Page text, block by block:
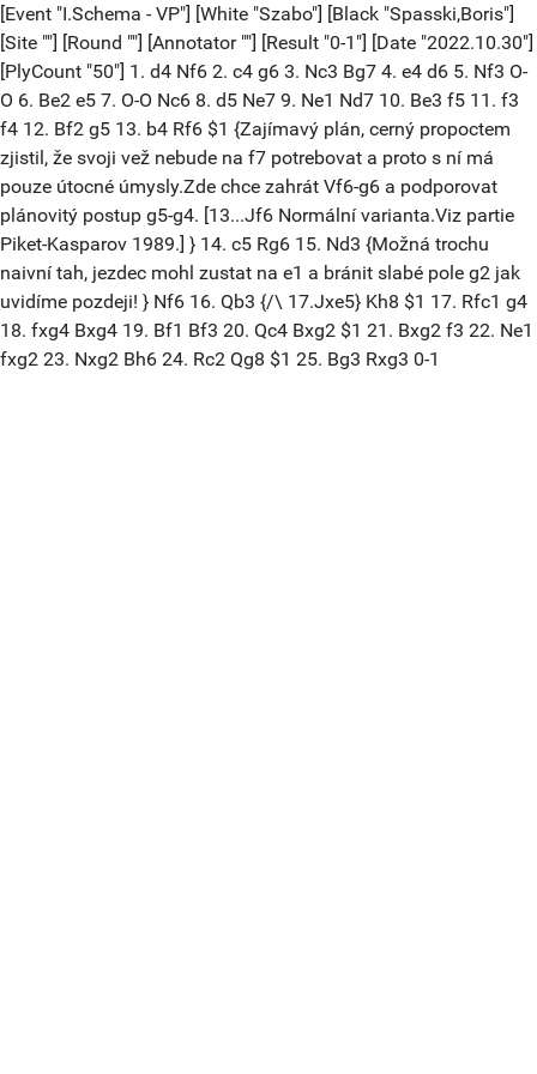
[Event "I.Schema - VP"] [White "Szabo"] [Black "Spasski,Boris"]
[Site ""] [Round ""] [Annotator ""] [Result "0-1"] [Date "2022.10.30"]
[PlyCount "50"] 1. d4 Nf6 2. c4 g6 3. Nc3 Bg7 4. e4 d6 5. Nf3 O-
O 6. Be2 e5 7. O-O Nc6 8. d5 Ne7 9. Ne1 Nd7 10. Be3 f5 11. f3
f4 12. Bf2 g5 13. b4 Rf6 $1 {Zajímavý plán, cerný propoctem
zjistil, že svoji vež nebude na f7 potrebovat a proto s ní má
pouze útocné úmysly.Zde chce zahrát Vf6-g6 a podporovat
plánovitý postup g5-g4. [13...Jf6 Normální varianta.Viz partie
Piket-Kasparov 1989.] } 14. c5 Rg6 15. Nd3 {Možná trochu
naivní tah, jezdec mohl zustat na e1 a bránit slabé pole g2 jak
uvidíme pozdeji! } Nf6 16. Qb3 {/\ 17.Jxe5} Kh8 $1 17. Rfc1 g4
18. fxg4 Bxg4 19. Bf1 Bf3 20. Qc4 Bxg2 $1 21. Bxg2 f3 22. Ne1
fxg2 23. Nxg2 Bh6 24. Rc2 Qg8 $1 25. Bg3 Rxg3 0-1